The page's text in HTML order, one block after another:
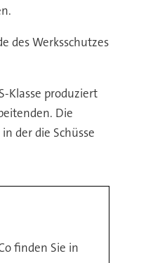
des Werksschutzes
Klasse produziert
Die
der die Schüsse
finden Sie in